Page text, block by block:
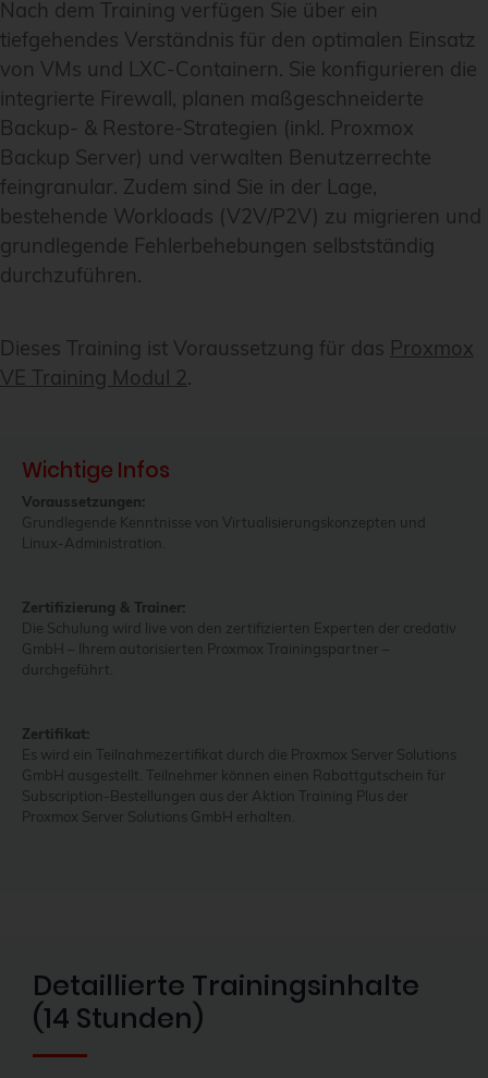
Nach dem Training verfügen Sie über ein
tiefgehendes Verständnis für den optimalen Einsatz
von VMs und LXC-Containern. Sie konfigurieren die
integrierte Firewall, planen maßgeschneiderte
Backup- & Restore-Strategien (inkl. Proxmox
Backup Server) und verwalten Benutzerrechte
feingranular. Zudem sind Sie in der Lage,
bestehende Workloads (V2V/P2V) zu migrieren und
grundlegende Fehlerbehebungen selbstständig
durchzuführen.
Dieses Training ist Voraussetzung für das Proxmox
VE Training Modul 2.
Wichtige Infos
Voraussetzungen:
Grundlegende Kenntnisse von Virtualisierungskonzepten und
Linux-Administration.
Zertifizierung & Trainer:
Die Schulung wird live von den zertifizierten Experten der credativ
GmbH – Ihrem autorisierten Proxmox Trainingspartner –
durchgeführt.
Zertifikat:
Es wird ein Teilnahmezertifikat durch die Proxmox Server Solutions
GmbH ausgestellt. Teilnehmer können einen Rabattgutschein für
Subscription-Bestellungen aus der Aktion Training Plus der
Proxmox Server Solutions GmbH erhalten.
Detaillierte Trainingsinhalte
(14 Stunden)